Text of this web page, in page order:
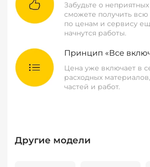
Забудьте о
сможете получить
по ценам и сервису
начнутся работы.
Принцип «Все
Цена уже включает в
расходных
частей и работ.
Другие модели